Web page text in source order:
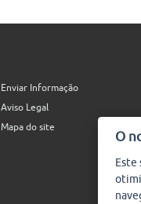
Enviar Informação
Aviso Legal
Mapa do site
O